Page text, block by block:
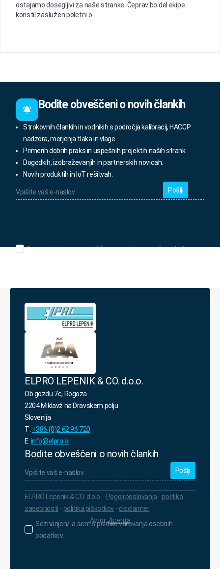
ostajamo dosegljivi za naše stranke. Čeprav bo del ekipe
koristil zaslužen poletni o...
Bodite obveščeni o novih člankih
Strokovnih člankih in vodnikih s področja kalibracij, HACCP
nadzora, merjenja tlaka in vlage.
Primerih dobrih praks in uspešnih projektih naših strank.
Dogodkih, izobraževanjih in partnerskih novicah.
Novih produktih in IoT rešitvah.
vaš
e-
Seznanjen/-
politiko
varovanja
osebnih
Seznanjen/-a sem s politiko varovanja osebnih podatkov.
ELPRO LEPENIK & CO. d.o.o.
Ob gozdu 7c, Rogoza
2204 Miklavž na Dravskem polju
Slovenija
T: +386 (0)2 62 96 720
E:info@elpro.si
Bodite obveščeni o novih člankih
vaš
e-
*
Seznanjen/-
a
Seznanjen/-a sem s politiko varovanja osebnih
podatkov.
ELPRO Lepenik & CO. d.o.o. - Pogoji poslovanja - politika
zasebnosti - politika piškotkov - disclaimer
Avtor:Acenta